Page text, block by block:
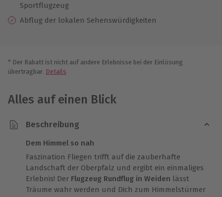
Sportflugzeug
Abflug der lokalen Sehenswürdigkeiten
* Der Rabatt ist nicht auf andere Erlebnisse bei der Einlösung
übertragbar. Details
Alles auf einen Blick
Beschreibung
Dem Himmel so nah
Faszination Fliegen trifft auf die zauberhafte
Landschaft der Oberpfalz und ergibt ein einmaliges
Erlebnis! Der Flugzeug Rundflug in Weiden lässt
Träume wahr werden und Dich zum Himmelstürmer